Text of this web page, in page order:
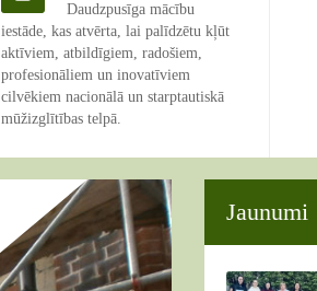
Daudzpusīga mācību
iestāde, kas atvērta, lai palīdzētu kļūt
aktīviem, atbildīgiem, radošiem,
profesionāliem un inovatīviem
cilvēkiem nacionālā un starptautiskā
mūžizglītības telpā.
Jaunumi